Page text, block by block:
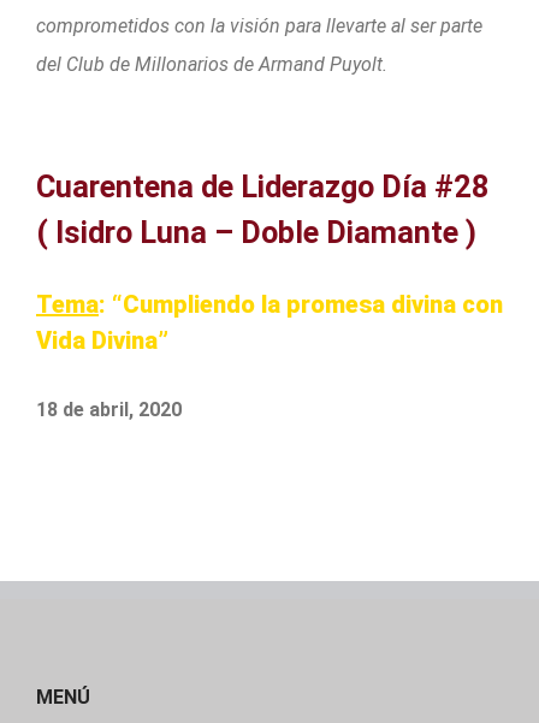
comprometidos con la visión para llevarte al ser parte
del Club de Millonarios de Armand Puyolt.
Cuarentena de Liderazgo Día #28
( Isidro Luna – Doble Diamante )
Tema: “Cumpliendo la promesa divina con
Vida Divina”
18 de abril, 2020
MENÚ